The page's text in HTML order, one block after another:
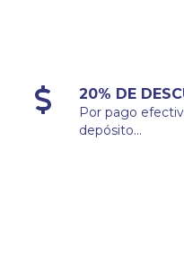
20% DE
Por pago
depósito...